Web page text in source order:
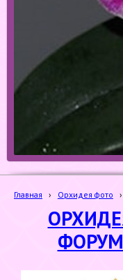
Главная › Орхидея фото ›
ФОРУМ